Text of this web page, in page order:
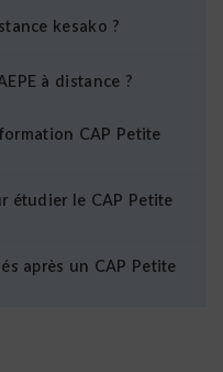
kesako ?
à distance ?
CAP Petite
étudier le CAP Petite
après un CAP Petite